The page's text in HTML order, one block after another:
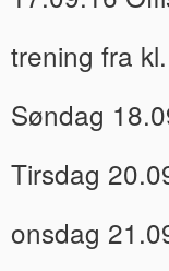
trening fra
Søndag
Tirsdag
onsdag